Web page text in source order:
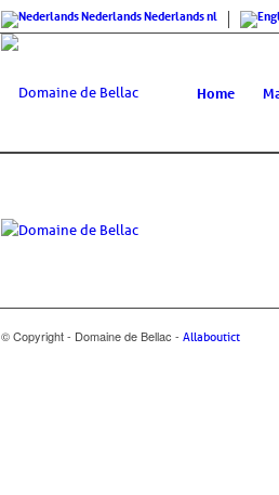
NederlandsNederlandsnl
Home
© Copyright - Domaine de Bellac - Allaboutict